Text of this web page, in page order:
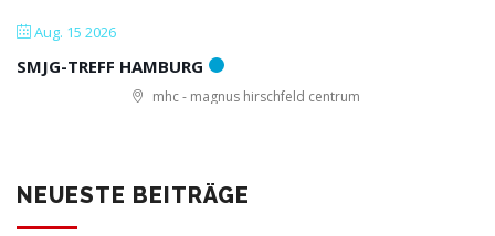
Aug. 15 2026
SMJG-TREFF HAMBURG
mhc - magnus hirschfeld centrum
NEUESTE BEITRÄGE